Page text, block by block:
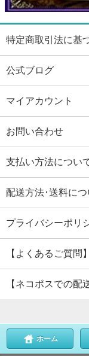
特定商取引法に基
公式ブログ
マイアカウント
お問い合わせ
支払い方法につい
配送方法･送料につ
プライバシーポリ
【よくあるご質問】
【ネコポスでの配
ホーム